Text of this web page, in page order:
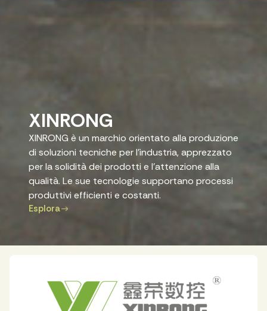
XINRONG
XINRONG è un marchio orientato alla produzione
di soluzioni tecniche per l’industria, apprezzato
per la solidità dei prodotti e l’attenzione alla
qualità. Le sue tecnologie supportano processi
produttivi efficienti e costanti.
Esplora